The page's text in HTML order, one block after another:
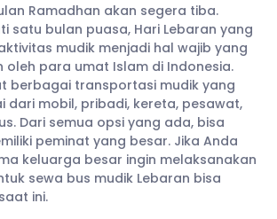
Ramadhan akan segera tiba.
satu bulan puasa, Hari Lebaran yang
mudik menjadi hal wajib yang
oleh para umat Islam di Indonesia.
berbagai transportasi mudik yang
dari mobil, pribadi, kereta, pesawat,
Dari semua opsi yang ada, bisa
peminat yang besar. Jika Anda
keluarga besar ingin melaksanakan
sewa bus mudik Lebaran bisa
ini.